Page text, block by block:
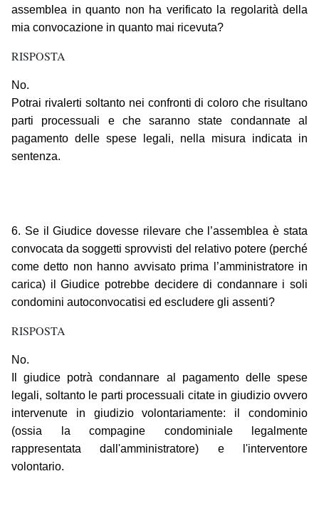
assemblea in quanto non ha verificato la regolarità della
mia convocazione in quanto mai ricevuta?
RISPOSTA
No.
Potrai rivalerti soltanto nei confronti di coloro che risultano
parti processuali e che saranno state condannate al
pagamento delle spese legali, nella misura indicata in
sentenza.
6. Se il Giudice dovesse rilevare che l’assemblea è stata
convocata da soggetti sprovvisti del relativo potere (perché
come detto non hanno avvisato prima l’amministratore in
carica) il Giudice potrebbe decidere di condannare i soli
condomini autoconvocatisi ed escludere gli assenti?
RISPOSTA
No.
Il giudice potrà condannare al pagamento delle spese
legali, soltanto le parti processuali citate in giudizio ovvero
intervenute in giudizio volontariamente: il condominio
(ossia la compagine condominiale legalmente
rappresentata dall'amministratore) e l'interventore
volontario.